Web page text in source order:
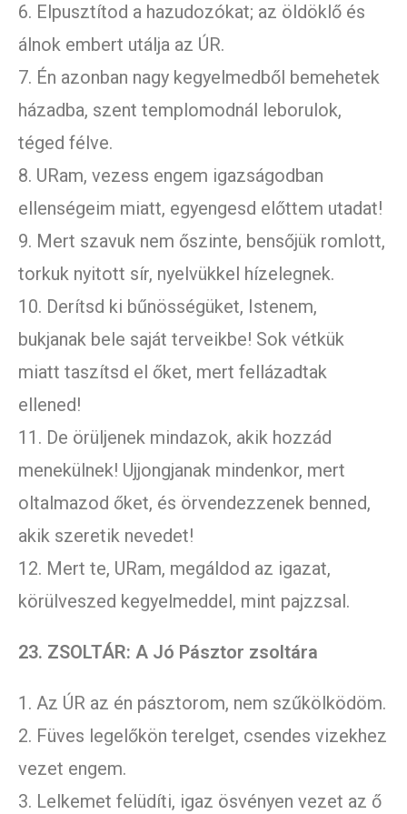
6. Elpusztítod a hazudozókat; az öldöklő és
álnok embert utálja az ÚR.
7. Én azonban nagy kegyelmedből bemehetek
házadba, szent templomodnál leborulok,
téged félve.
8. URam, vezess engem igazságodban
ellenségeim miatt, egyengesd előttem utadat!
9. Mert szavuk nem őszinte, bensőjük romlott,
torkuk nyitott sír, nyelvükkel hízelegnek.
10. Derítsd ki bűnösségüket, Istenem,
bukjanak bele saját terveikbe! Sok vétkük
miatt taszítsd el őket, mert fellázadtak
ellened!
11. De örüljenek mindazok, akik hozzád
menekülnek! Ujjongjanak mindenkor, mert
oltalmazod őket, és örvendezzenek benned,
akik szeretik nevedet!
12. Mert te, URam, megáldod az igazat,
körülveszed kegyelmeddel, mint pajzzsal.
23. ZSOLTÁR: A Jó Pásztor zsoltára
1. Az ÚR az én pásztorom, nem szűkölködöm.
2. Füves legelőkön terelget, csendes vizekhez
vezet engem.
3. Lelkemet felüdíti, igaz ösvényen vezet az ő